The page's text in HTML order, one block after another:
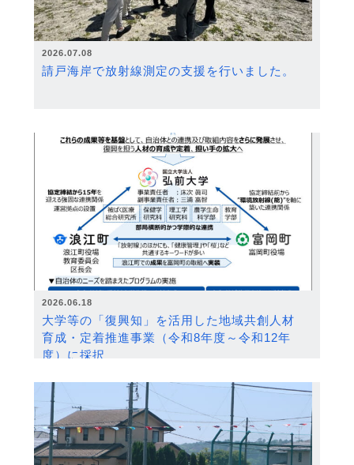
2026.07.08
請戸海岸で放射線測定の支援を行いました。
2026.06.18
大学等の「復興知」を活用した地域共創人材
育成・定着推進事業（令和8年度～令和12年
度）に採択